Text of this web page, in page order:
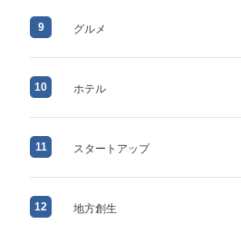
9 グルメ
10 ホテル
11 スタートアップ
12 地方創生